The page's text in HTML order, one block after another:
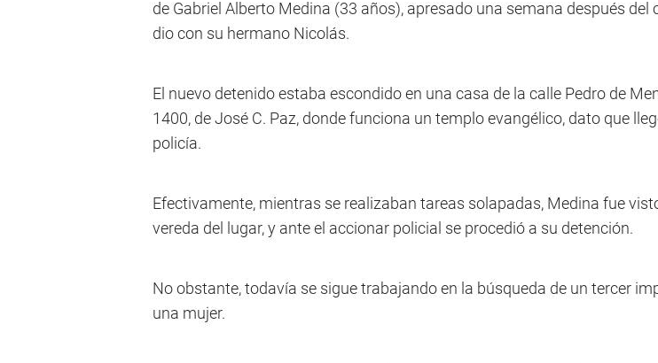
de Gabriel Alberto Medina (33 años), apresado una semana después del
dio con su hermano Nicolás.
El nuevo detenido estaba escondido en una casa de la calle Pedro de
1400, de José C. Paz, donde funciona un templo evangélico, dato que
policía.
Efectivamente, mientras se realizaban tareas solapadas, Medina fue
vereda del lugar, y ante el accionar policial se procedió a su detención.
No obstante, todavía se sigue trabajando en la búsqueda de un tercer
una mujer.